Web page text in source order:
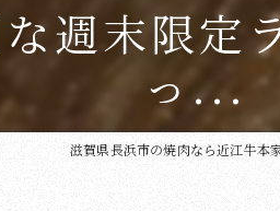
ラリー週末限定
っ...
滋賀県長浜市の焼肉なら近江牛本